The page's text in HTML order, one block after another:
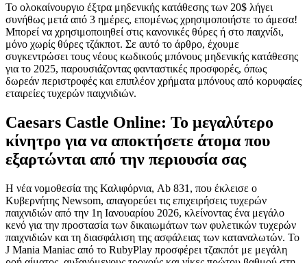
Το ολοκαίνουργιο έξτρα μηδενικής κατάθεσης των 20$ λήγει
συνήθως μετά από 3 ημέρες, επομένως χρησιμοποιήστε το άμεσα!
Μπορεί να χρησιμοποιηθεί στις κανονικές θύρες ή στο παιχνίδι,
μόνο χωρίς θύρες τζάκποτ. Σε αυτό το άρθρο, έχουμε
συγκεντρώσει τους νέους κωδικούς μπόνους μηδενικής κατάθεσης
για το 2025, παρουσιάζοντας φανταστικές προσφορές, όπως
δωρεάν περιστροφές και επιπλέον χρήματα μπόνους από κορυφαίες
εταιρείες τυχερών παιχνιδιών.
Caesars Castle Online: Το μεγαλύτερο
κίνητρο για να αποκτήσετε άτομα που
εξαρτώνται από την περιουσία σας
Η νέα νομοθεσία της Καλιφόρνια, Ab 831, που έκλεισε ο
Κυβερνήτης Newsom, απαγορεύει τις επιχειρήσεις τυχερών
παιχνιδιών από την 1η Ιανουαρίου 2026, κλείνοντας ένα μεγάλο
κενό για την προστασία των δικαιωμάτων των φυλετικών τυχερών
παιχνιδιών και τη διασφάλιση της ασφάλειας των καταναλωτών. Το
J Mania Maniac από το RubyPlay προσφέρει τζακπότ με μεγάλη